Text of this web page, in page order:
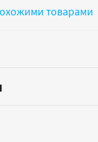
товарами